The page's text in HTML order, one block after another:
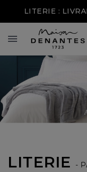
LITERIE :

LITERIE -